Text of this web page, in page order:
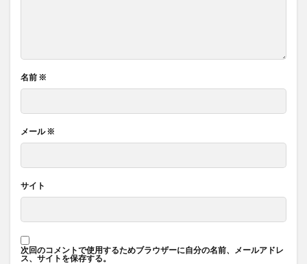
名前 ※
メール※
サイト
次回のコメントで使用するためブラウザーに自分の名前、メールアドレ
ス、サイトを保存する。